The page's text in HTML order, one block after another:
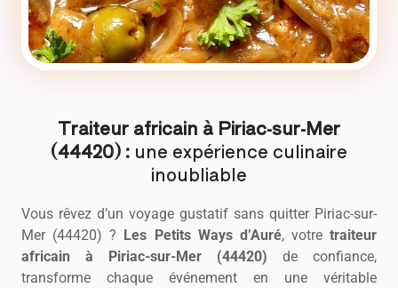
Traiteur africain à Piriac-sur-Mer
(44420) : une expérience culinaire
inoubliable
Vous rêvez d’un voyage gustatif sans quitter Piriac-sur-
Mer (44420) ?
Les Petits Ways d’Auré, votre traiteur
africain à Piriac-sur-Mer (44420) de confiance,
transforme chaque événement en une véritable